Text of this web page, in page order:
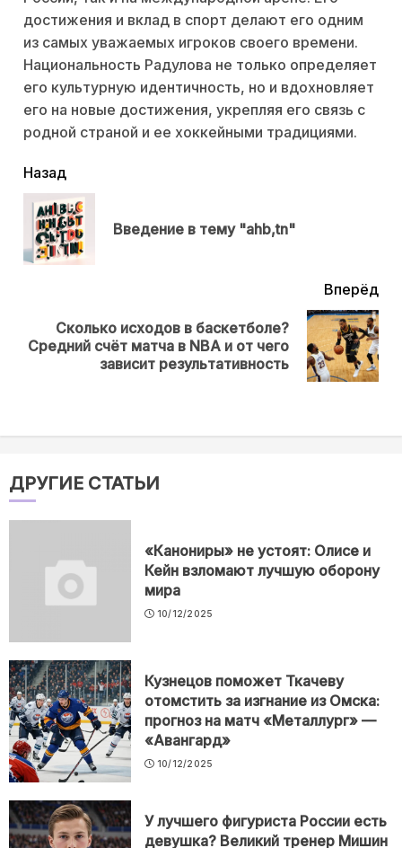
достижения и вклад в спорт делают его одним
из самых уважаемых игроков своего времени.
Национальность Радулова не только определяет
его культурную идентичность, но и вдохновляет
его на новые достижения, укрепляя его связь с
родной страной и ее хоккейными традициями.
читать
еще
Назад
Введение в тему "ahb,tn"
Вперёд
Next
Сколько исходов в баскетболе?
Средний счёт матча в NBA и от чего
зависит результативность
ДРУГИЕ СТАТЬИ
«Канониры» не устоят: Олисе и
Кейн взломают лучшую оборону
мира
10/12/2025
Кузнецов поможет Ткачеву
отомстить за изгнание из Омска:
прогноз на матч «Металлург» —
«Авангард»
10/12/2025
У лучшего фигуриста России есть
девушка? Великий тренер Мишин